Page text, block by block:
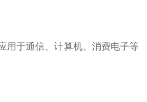
用于通信、计算机、消费电子等